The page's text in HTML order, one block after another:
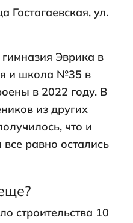
ул.
Эврика в
и школа №35 в
в 2022 году. В
из других
что и
равно остались
строительства 10